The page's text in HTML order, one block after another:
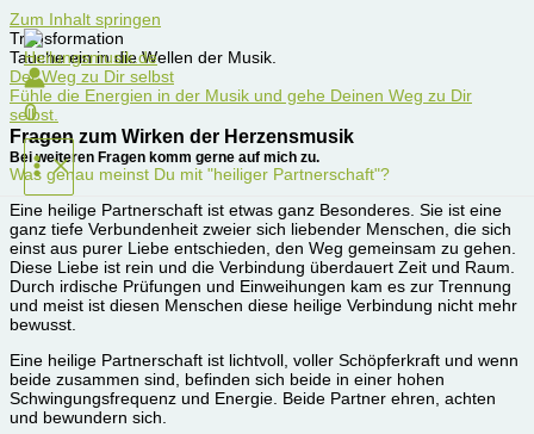
Zum Inhalt springen
0
Transformation
Tauche ein in die Wellen der Musik.
Der Weg zu Dir selbst
Fühle die Energien in der Musik und gehe Deinen Weg zu Dir
selbst.
Fragen zum Wirken der Herzensmusik
Bei weiteren Fragen komm gerne auf mich zu.
Was genau meinst Du mit "heiliger Partnerschaft"?
Eine heilige Partnerschaft ist etwas ganz Besonderes. Sie ist eine
ganz tiefe Verbundenheit zweier sich liebender Menschen, die sich
einst aus purer Liebe entschieden, den Weg gemeinsam zu gehen.
Diese Liebe ist rein und die Verbindung überdauert Zeit und Raum.
Durch irdische Prüfungen und Einweihungen kam es zur Trennung
und meist ist diesen Menschen diese heilige Verbindung nicht mehr
bewusst.
Eine heilige Partnerschaft ist lichtvoll, voller Schöpferkraft und wenn
beide zusammen sind, befinden sich beide in einer hohen
Schwingungsfrequenz und Energie. Beide Partner ehren, achten
und bewundern sich.